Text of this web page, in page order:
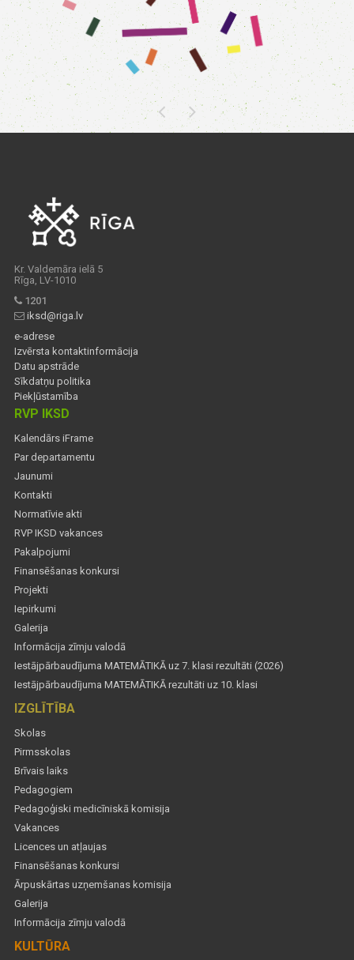
Kr. Valdemāra ielā 5
Rīga, LV-1010
1201
iksd@riga.lv
e-adrese
Izvērsta kontaktinformācija
Datu apstrāde
Sīkdatņu politika
Piekļūstamība
RVP IKSD
Kalendārs iFrame
Par departamentu
Jaunumi
Kontakti
Normatīvie akti
RVP IKSD vakances
Pakalpojumi
Finansēšanas konkursi
Projekti
Iepirkumi
Galerija
Informācija zīmju valodā
Iestājpārbaudījuma MATEMĀTIKĀ uz 7. klasi rezultāti (2026)
Iestājpārbaudījuma MATEMĀTIKĀ rezultāti uz 10. klasi
IZGLĪTĪBA
Skolas
Pirmsskolas
Brīvais laiks
Pedagogiem
Pedagoģiski medicīniskā komisija
Vakances
Licences un atļaujas
Finansēšanas konkursi
Ārpuskārtas uzņemšanas komisija
Galerija
Informācija zīmju valodā
KULTŪRA